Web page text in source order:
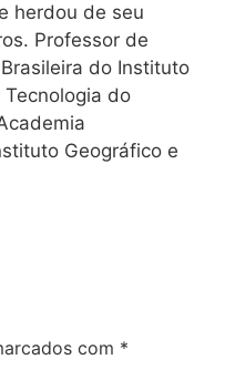
herdou de seu
Professor de
do Instituto
Tecnologia do
Geográfico e
com *